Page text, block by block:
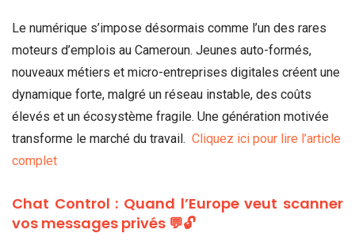
Le numérique s’impose désormais comme l’un des rares
moteurs d’emplois au Cameroun. Jeunes auto-formés,
nouveaux métiers et micro-entreprises digitales créent une
dynamique forte, malgré un réseau instable, des coûts
élevés et un écosystème fragile. Une génération motivée
transforme le marché du travail. Cliquez ici pour lire l’article
complet
Chat Control : Quand l’Europe veut scanner
vos messages privés 💬🔓